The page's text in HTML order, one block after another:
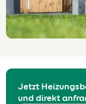
Jetzt
und direkt